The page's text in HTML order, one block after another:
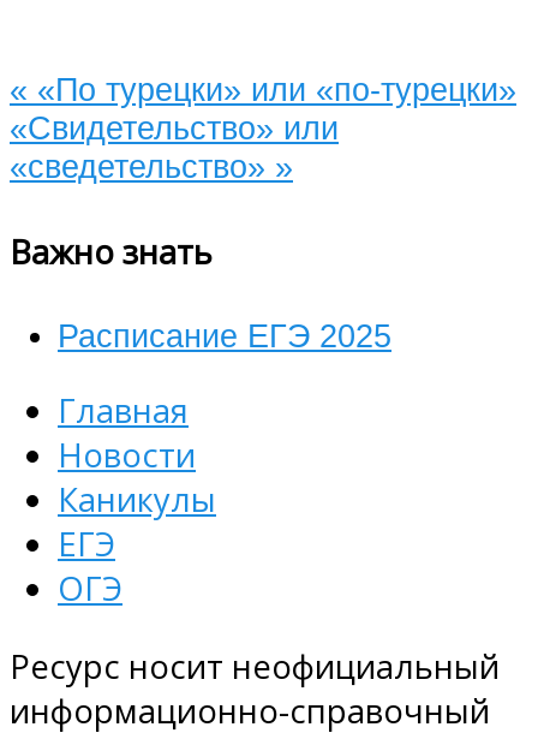
« «По турецки» или «по-турецки»
«Свидетельство» или
«сведетельство» »
Важно знать
Расписание ЕГЭ 2025
Главная
Новости
Каникулы
ЕГЭ
ОГЭ
Ресурс носит неофициальный
информационно-справочный